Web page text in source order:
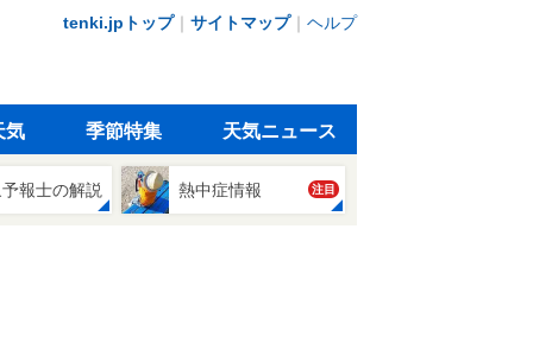
tenki.jpトップ｜ サイトマップ｜ ヘルプ
気 季節特集 天気ニュース
報士の解説 熱中症情報 注目